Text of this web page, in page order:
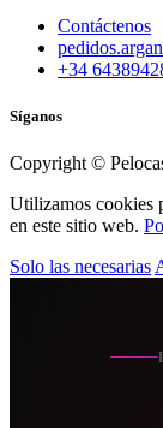
Contáctenos
+34
Síganos
Copyright ©
Utilizamos cookies
en este sitio web.
Solo las necesarias